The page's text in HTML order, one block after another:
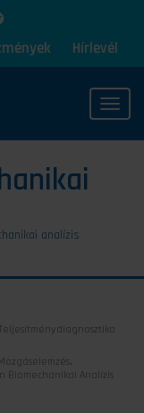
Hírlevél
analízis
Teljesítménydiagnosztika
,
Biomechanikai Analízis